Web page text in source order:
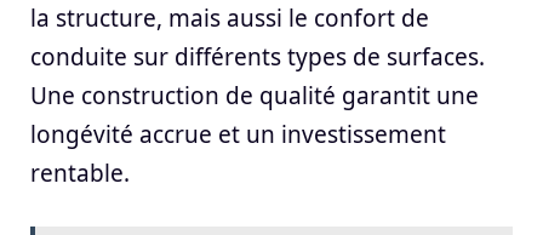
la structure, mais aussi le confort de
conduite sur différents types de surfaces.
Une construction de qualité garantit une
longévité accrue et un investissement
rentable.